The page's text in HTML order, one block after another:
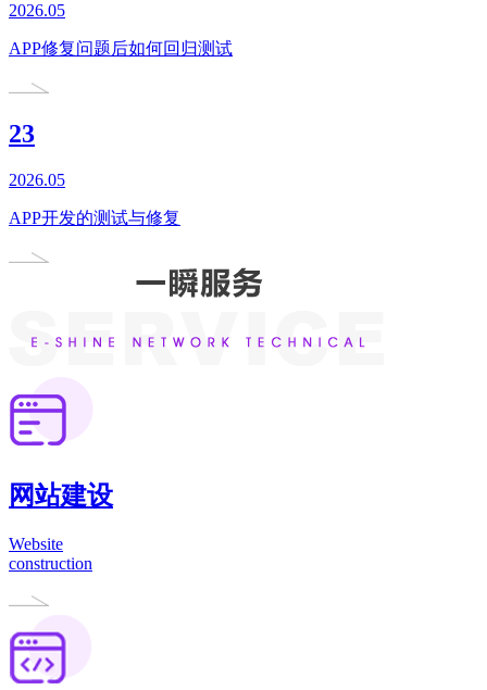
2026.05
APP修复问题后如何回归测试
23
2026.05
APP开发的测试与修复
网站建设
Website
construction